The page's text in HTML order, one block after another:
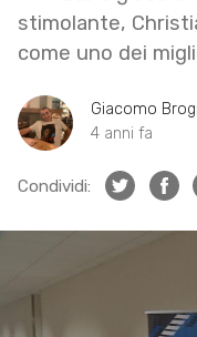
stimolante,
come uno dei
Giacomo Brogi
4 anni fa
Condividi: